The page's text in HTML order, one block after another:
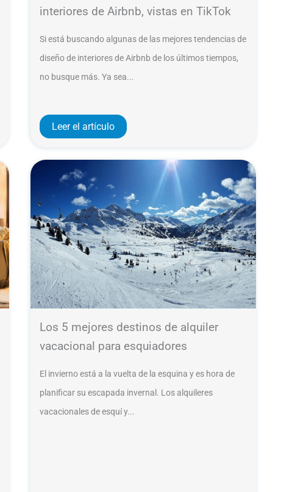
interiores de Airbnb, vistas en TikTok
Si está buscando algunas de las mejores tendencias de
diseño de interiores de Airbnb de los últimos tiempos,
no busque más. Ya sea...
Leer el artículo
Los 5 mejores destinos de alquiler
vacacional para esquiadores
El invierno está a la vuelta de la esquina y es hora de
planificar su escapada invernal. Los alquileres
vacacionales de esquí y...